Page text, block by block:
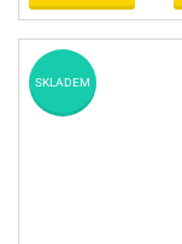
SKLADEM